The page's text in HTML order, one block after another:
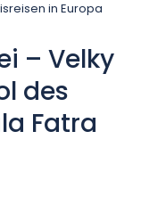
– Velky
des
Fatra